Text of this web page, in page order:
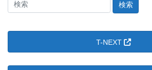
索
た
ゆ
に。：
T-NEXT